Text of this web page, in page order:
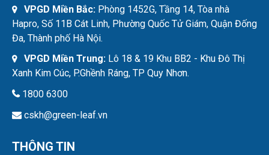
VPGD Miền Bắc: Phòng 1452G, Tầng 14, Tòa nhà
Hapro, Số 11B Cát Linh, Phường Quốc Tử Giám, Quận Đống
Đa, Thành phố Hà Nội.
VPGD Miền Trung: Lô 18 & 19 Khu BB2 - Khu Đô Thị
Xanh Kim Cúc, P.Ghềnh Ráng, TP Quy Nhơn.
1800 6300
cskh@green-leaf.vn
THÔNG TIN